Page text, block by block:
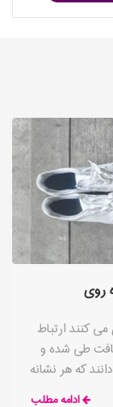
روی
کنند ارتباط
طی شده و
که هر نشانه
تواند بهادامه مطلب